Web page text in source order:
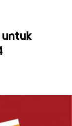
untuk